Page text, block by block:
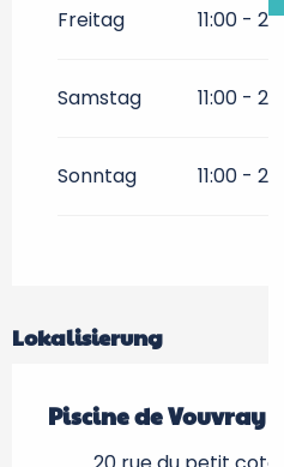
Freitag 11:00 -
Samstag 11:00 -
Sonntag 11:00 -
Lokalisierung
Piscine de Vouvray